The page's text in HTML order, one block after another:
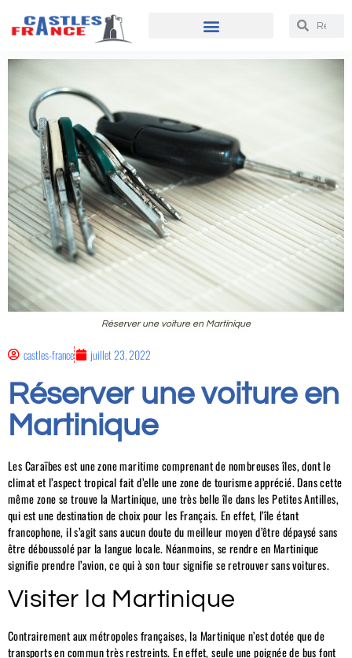
Réserver une voiture en Martinique
castles-france juillet 23, 2022
Réserver une voiture en
Martinique
Les Caraïbes est une zone maritime comprenant de nombreuses îles, dont le
climat et l’aspect tropical fait d’elle une zone de tourisme apprécié. Dans cette
même zone se trouve la Martinique, une très belle île dans les Petites Antilles,
qui est une destination de choix pour les Français. En effet, l’île étant
francophone, il s’agit sans aucun doute du meilleur moyen d’être dépaysé sans
être déboussolé par la langue locale. Néanmoins, se rendre en Martinique
signifie prendre l’avion, ce qui à son tour signifie se retrouver sans voitures.
Visiter la Martinique
Contrairement aux métropoles françaises, la Martinique n’est dotée que de
transports en commun très restreints. En effet, seule une poignée de bus font